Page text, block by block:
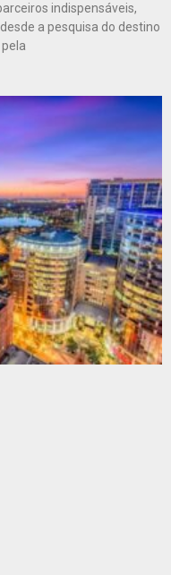
indispensáveis,
a pesquisa do destino